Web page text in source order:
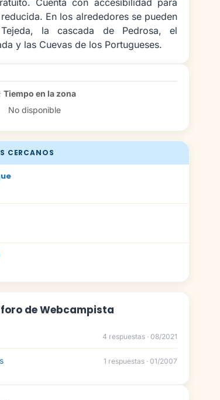
Cuenta con accesibilidad para
En los alrededores se pueden
la cascada de Pedrosa, el
y las Cuevas de los Portugueses.
Tiempo en la zona
No disponible
CERCANOS
de Webcampista
4 respuestas · 08/2021
1 respuestas · 01/2007